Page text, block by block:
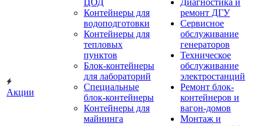
Акции
ЦОД
Контейнеры для
водоподготовки
Контейнеры для
тепловых
пунктов
Блок-контейнеры
для лабораторий
Специальные
блок-контейнеры
Контейнеры для
майнинга
Диагностика и
ремонт ДГУ
Сервисное
обслуживание
генераторов
Техническое
обслуживание
электростанций
Ремонт блок-
контейнеров и
вагон-домов
Монтаж и